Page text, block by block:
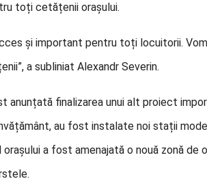
toți cetățenii orașului.
și important pentru toți locuitorii.
a subliniat Alexandr Severin.
anunțată finalizarea unui alt proiect
au fost instalate noi stații
a fost amenajată o nouă zonă de